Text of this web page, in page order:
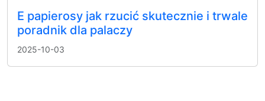
E papierosy jak rzucić skutecznie i trwale
poradnik dla palaczy
2025-10-03